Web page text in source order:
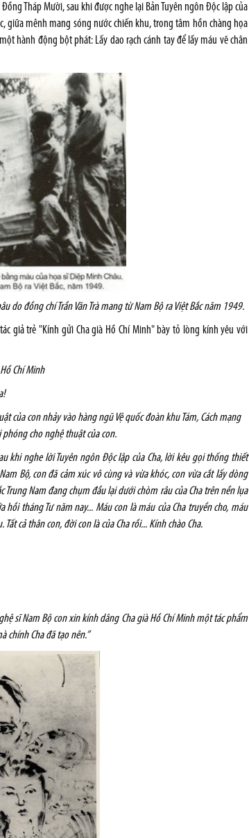
Tháp Mười, sau khi được nghe lại Bản Tuyên ngôn Độc lập của
giữa mênh mang sóng nước chiến khu, trong tâm hồn chàng họa
hành động bột phát: Lấy dao rạch cánh tay để lấy máu vẽ chân
do đồng chí Trần Văn Trà mang từ Nam Bộ ra Việt Bắc năm 1949.
giả trẻ "Kính gửi Cha già Hồ Chí Minh" bày tỏ lòng kính yêu với
Chí Minh
của con nhảy vào hàng ngũ Vệ quốc đoàn khu Tám, Cách mạng
phóng cho nghệ thuật của con.
khi nghe lời Tuyên ngôn Độc lập của Cha, lời kêu gọi thống thiết
Bộ, con đã cảm xúc vô cùng và vừa khóc, con vừa cắt lấy dòng
Nam đang chụm đầu lại dưới chòm râu của Cha trên nền lụa
tháng Tư năm nay... Máu con là máu của Cha truyền cho, máu
cả thân con, đời con là của Cha rồi... Kính chào Cha.
sĩ Nam Bộ con xin kính dâng Cha già Hồ Chí Minh một tác phẩm
chính Cha đã tạo nên.”